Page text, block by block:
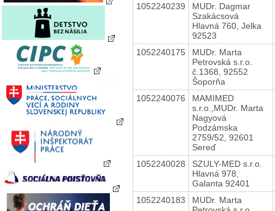
1052240239
MUDr. Dagmar
Szakácsová
Hlavná 760, Jelka
92523
1052240175
MUDr. Marta
Petrovská s.r.o.
č.1368, 92552
Šoporňa
1052240076
MAMIMED
s.r.o.,MUDr. Marta
Nagyová
Podzámska
2759/52, 92601
Sereď
1052240028
SZULY-MED s.r.o.
Hlavná 978,
Galanta 92401
1052240183
MUDr. Marta